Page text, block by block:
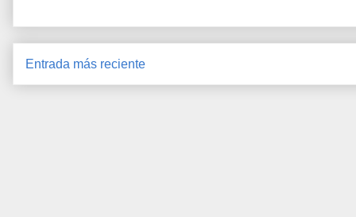
Entrada más reciente